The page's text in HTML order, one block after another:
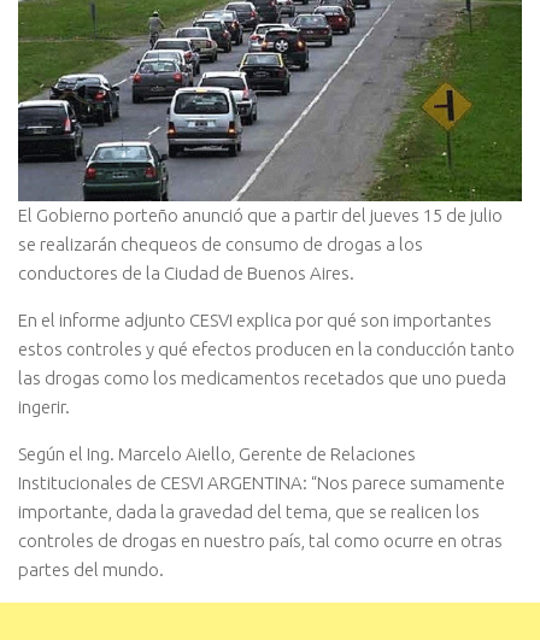
El Gobierno porteño anunció que a partir del jueves 15 de julio
se realizarán chequeos de consumo de drogas a los
conductores de la Ciudad de Buenos Aires.
En el informe adjunto CESVI explica por qué son importantes
estos controles y qué efectos producen en la conducción tanto
las drogas como los medicamentos recetados que uno pueda
ingerir.
Según el Ing. Marcelo Aiello, Gerente de Relaciones
Institucionales de CESVI ARGENTINA: “Nos parece sumamente
importante, dada la gravedad del tema, que se realicen los
controles de drogas en nuestro país, tal como ocurre en otras
partes del mundo.